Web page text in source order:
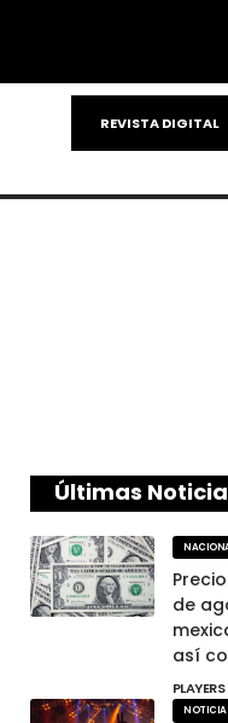
REVISTA DIGITAL
Últimas
de
así